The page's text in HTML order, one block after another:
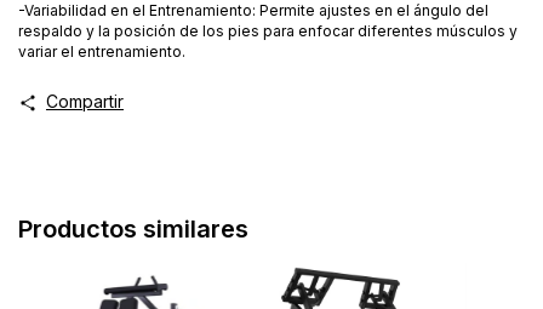
-Variabilidad en el Entrenamiento: Permite ajustes en el ángulo del
respaldo y la posición de los pies para enfocar diferentes músculos y
variar el entrenamiento.
Compartir
Productos similares